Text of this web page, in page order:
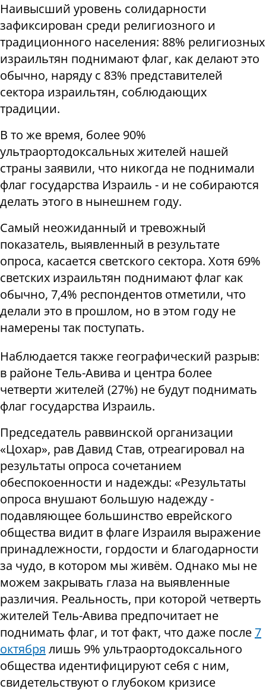
Наивысший уровень солидарности
зафиксирован среди религиозного и
традиционного населения: 88% религиозных
израильтян поднимают флаг, как делают это
обычно, наряду с 83% представителей
сектора израильтян, соблюдающих
традиции.
В то же время, более 90%
ультраортодоксальных жителей нашей
страны заявили, что никогда не поднимали
флаг государства Израиль - и не собираются
делать этого в нынешнем году.
Самый неожиданный и тревожный
показатель, выявленный в результате
опроса, касается светского сектора. Хотя 69%
светских израильтян поднимают флаг как
обычно, 7,4% респондентов отметили, что
делали это в прошлом, но в этом году не
намерены так поступать.
Наблюдается также географический разрыв:
в районе Тель-Авива и центра более
четверти жителей (27%) не будут поднимать
флаг государства Израиль.
Председатель раввинской организации
«Цохар», рав Давид Став, отреагировал на
результаты опроса сочетанием
обеспокоенности и надежды: «Результаты
опроса внушают большую надежду -
подавляющее большинство еврейского
общества видит в флаге Израиля выражение
принадлежности, гордости и благодарности
за чудо, в котором мы живём. Однако мы не
можем закрывать глаза на выявленные
различия. Реальность, при которой четверть
жителей Тель-Авива предпочитает не
поднимать флаг, и тот факт, что даже после7
октября лишь 9% ультраортодоксального
общества идентифицируют себя с ним,
свидетельствуют о глубоком кризисе